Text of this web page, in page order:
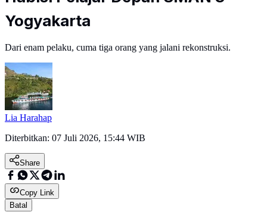
Yogyakarta
Dari enam pelaku, cuma tiga orang yang jalani rekonstruksi.
Lia Harahap
Diterbitkan: 07 Juli 2026, 15:44 WIB
Share
Copy Link
Batal